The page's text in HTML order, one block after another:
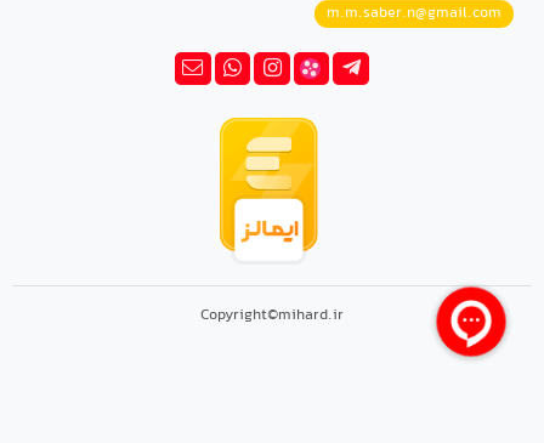
m.m.saber.n@gmail.com
Copyright©mihard.ir